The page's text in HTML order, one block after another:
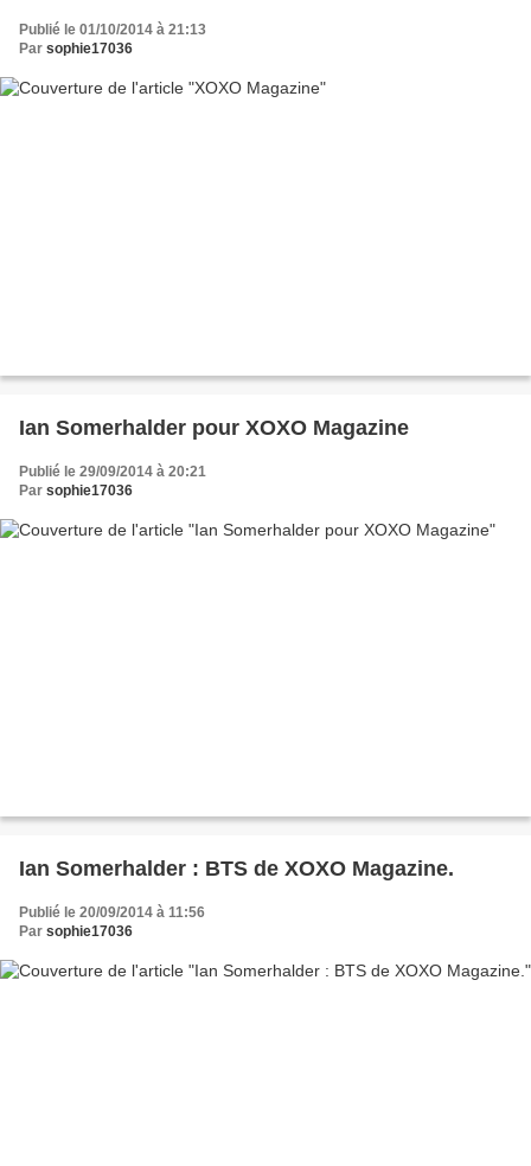
Publié le 01/10/2014 à 21:13
Par sophie17036
Ian Somerhalder pour XOXO Magazine
Publié le 29/09/2014 à 20:21
Par sophie17036
Ian Somerhalder : BTS de XOXO Magazine.
Publié le 20/09/2014 à 11:56
Par sophie17036